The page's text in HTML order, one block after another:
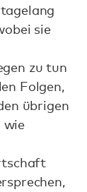
sie
zu tun
Folgen,
übrigen
wie